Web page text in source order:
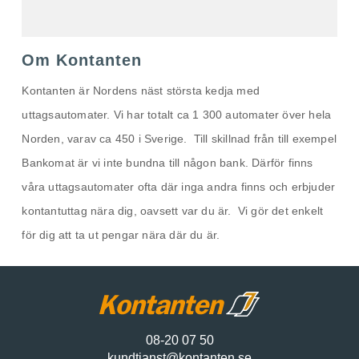
Om Kontanten
Kontanten är Nordens näst största kedja med
uttagsautomater. Vi har totalt ca 1 300 automater över hela
Norden, varav ca 450 i Sverige. Till skillnad från till exempel
Bankomat är vi inte bundna till någon bank. Därför finns
våra uttagsautomater ofta där inga andra finns och erbjuder
kontantuttag nära dig, oavsett var du är. Vi gör det enkelt
för dig att ta ut pengar nära där du är.
08-20 07 50